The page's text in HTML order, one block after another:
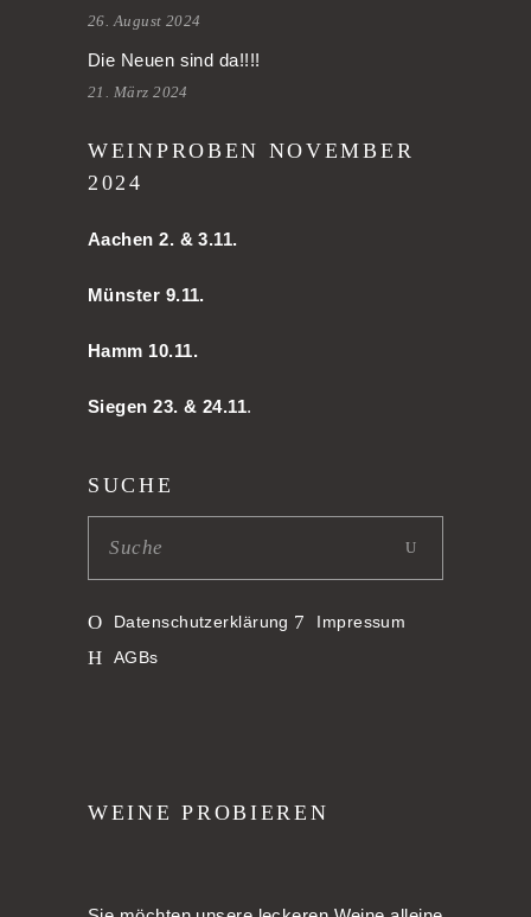
26. August 2024
Die Neuen sind da!!!!
21. März 2024
WEINPROBEN NOVEMBER
2024
Aachen 2. & 3.11.
Münster 9.11.
Hamm 10.11.
Siegen 23. & 24.11.
SUCHE
Datenschutzerklärung
Impressum
AGBs
WEINE PROBIEREN